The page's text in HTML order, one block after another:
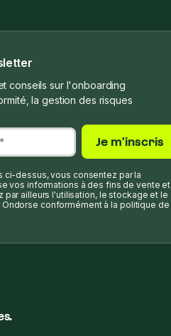
conseils sur l'onboarding
la gestion des risques
ci-dessus, vous consentez par la
vos informations à des fins de vente et
par ailleurs l'utilisation, le stockage et le
conformément à la politique de